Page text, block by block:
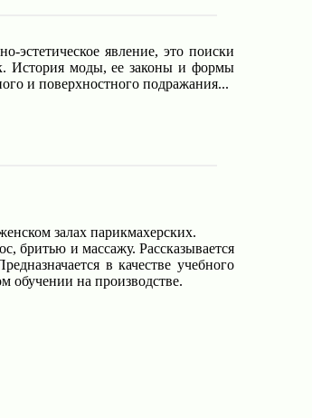
эстетическое явление, это поиски
История моды, ее законы и формы
и поверхностного подражания...
залах парикмахерских.
бритью и массажу. Рассказывается
в качестве учебного
обучении на производстве.